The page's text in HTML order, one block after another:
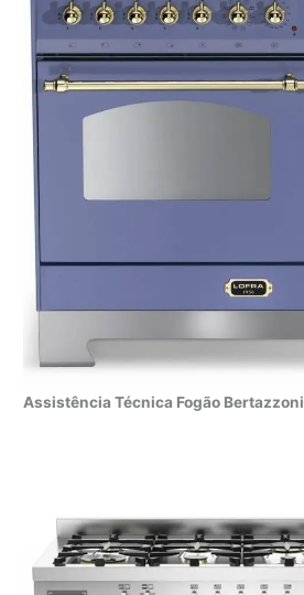
Assistência Técnica Fogão Bertazzoni